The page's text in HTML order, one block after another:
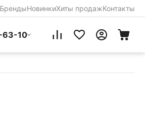
БрендыНовинкиХиты продажКонтакты
63-10